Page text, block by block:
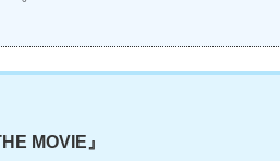
MOVIE』